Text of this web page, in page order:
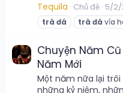
Tequila Chủ đề 5/2/
trà đá trà đá vỉa
Chuyện Năm
Năm Mới
Một năm nữa lại
những kỷ niệm,